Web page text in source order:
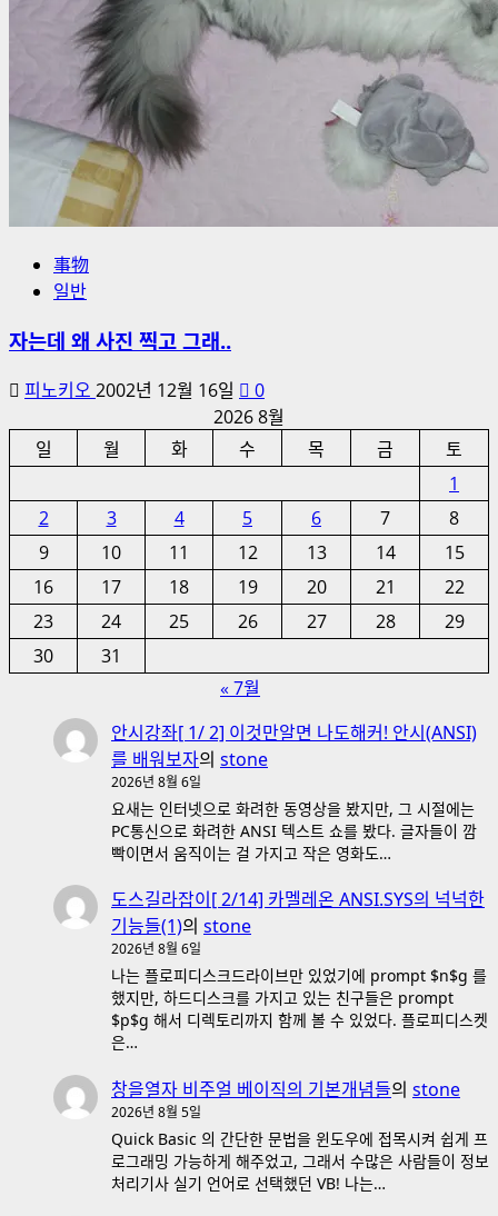
事物
일반
자는데 왜 사진 찍고 그래..
피노키오 2002년 12월 16일
0
2026 8월
일
월 화 수 목 금
토
1
2
3 4 5 6 7
8
9
10 11 12 13 14
15
16
17 18 19 20 21
22
23
24 25 26 27 28
29
30
31
« 7월
안시강좌[ 1/ 2] 이것만알면 나도해커! 안시(ANSI)
를 배워보자의 stone
2026년 8월 6일
요새는 인터넷으로 화려한 동영상을 봤지만, 그 시절에는
PC통신으로 화려한 ANSI 텍스트 쇼를 봤다. 글자들이 깜
빡이면서 움직이는 걸 가지고 작은 영화도…
도스길라잡이[ 2/14] 카멜레온 ANSI.SYS의 넉넉한
기능들(1)의 stone
2026년 8월 6일
나는 플로피디스크드라이브만 있었기에 prompt $n$g 를
했지만, 하드디스크를 가지고 있는 친구들은 prompt
$p$g 해서 디렉토리까지 함께 볼 수 있었다. 플로피디스켓
은…
창을열자 비주얼 베이직의 기본개념들의 stone
2026년 8월 5일
Quick Basic 의 간단한 문법을 윈도우에 접목시켜 쉽게 프
로그래밍 가능하게 해주었고, 그래서 수많은 사람들이 정보
처리기사 실기 언어로 선택했던 VB! 나는…